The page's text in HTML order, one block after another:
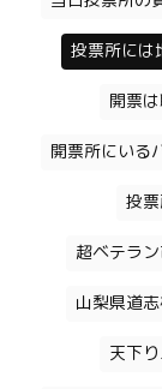
投票所には
開票
開票所にいる
投
超ベテラ
山梨県道
天下